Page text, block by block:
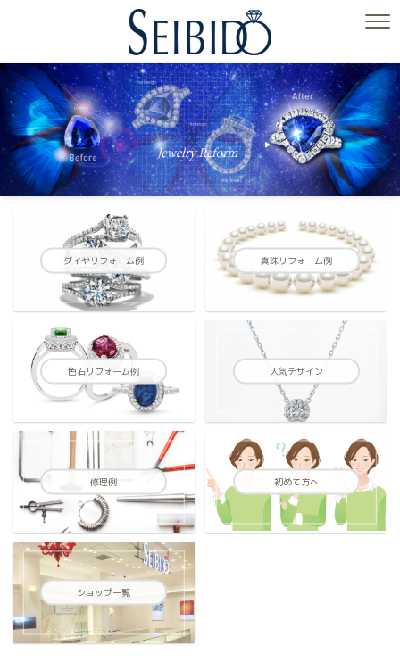
ダイヤリフォーム例 真珠リフォーム例
色石リフォーム例 人気デザイン
修理例 初めて方へ
ショップ一覧